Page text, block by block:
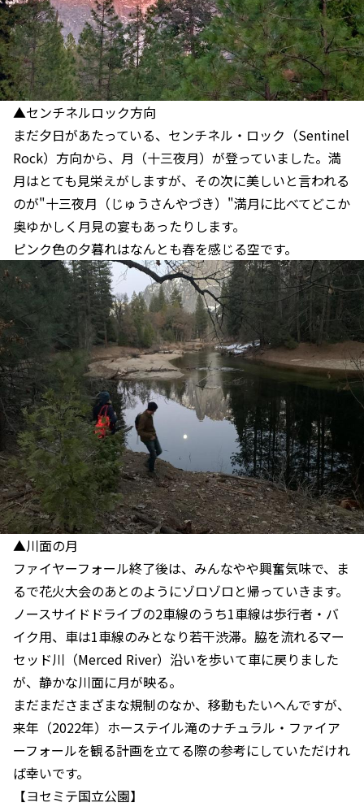
▲センチネルロック方向
まだ夕日があたっている、センチネル・ロック（Sentinel
Rock）方向から、月（十三夜月）が登っていました。満
月はとても見栄えがしますが、その次に美しいと言われる
のが"十三夜月（じゅうさんやづき）"満月に比べてどこか
奥ゆかしく月見の宴もあったりします。
ピンク色の夕暮れはなんとも春を感じる空です。
▲川面の月
ファイヤーフォール終了後は、みんなやや興奮気味で、ま
るで花火大会のあとのようにゾロゾロと帰っていきます。
ノースサイドドライブの2車線のうち1車線は歩行者・バ
イク用、車は1車線のみとなり若干渋滞。脇を流れるマー
セッド川（Merced River）沿いを歩いて車に戻りました
が、静かな川面に月が映る。
まだまださまざまな規制のなか、移動もたいへんですが、
来年（2022年）ホーステイル滝のナチュラル・ファイア
ーフォールを観る計画を立てる際の参考にしていただけれ
ば幸いです。
【ヨセミテ国立公園】